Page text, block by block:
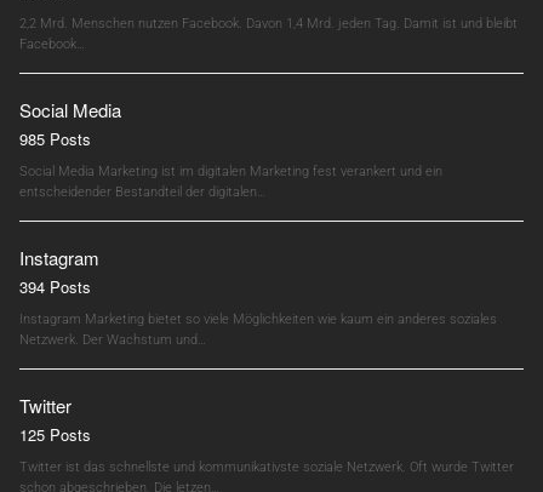
2,2 Mrd. Menschen nutzen Facebook. Davon 1,4 Mrd. jeden Tag. Damit ist und bleibt
Facebook…
Social Media
985 Posts
Social Media Marketing ist im digitalen Marketing fest verankert und ein
entscheidender Bestandteil der digitalen…
Instagram
394 Posts
Instagram Marketing bietet so viele Möglichkeiten wie kaum ein anderes soziales
Netzwerk. Der Wachstum und…
Twitter
125 Posts
Twitter ist das schnellste und kommunikativste soziale Netzwerk. Oft wurde Twitter
schon abgeschrieben. Die letzen…